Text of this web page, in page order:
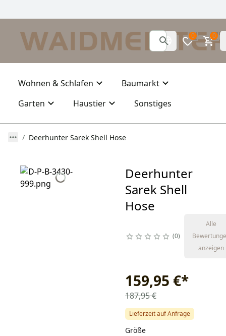
0 0
Wohnen & Schlafen
Baumarkt
Garten
Haustier Sonstiges
Deerhunter Sarek Shell Hose
Deerhunter
Sarek Shell
Hose
0
Alle
anzeigen
159,95 €*
187,95 €
Lieferzeit auf Anfrage
Größe